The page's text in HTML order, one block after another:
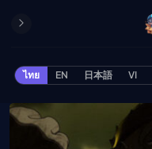
ข้ามไปยังเนื้อหา
ไทย EN 日本語 VI